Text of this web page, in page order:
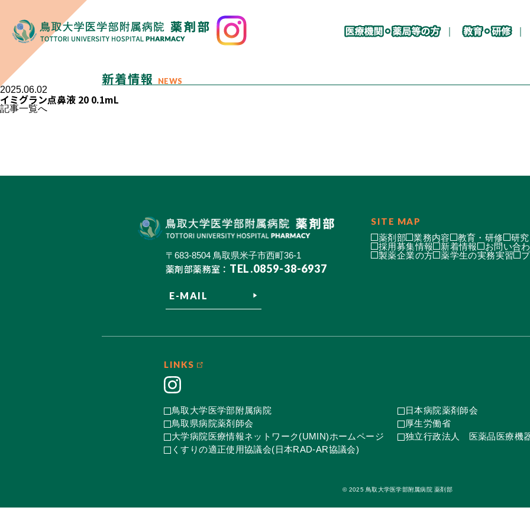
新着情報 NEWS
2025.06.02
イミグラン点鼻液 20 0.1mL
記事一覧へ
〒683-8504 鳥取県米子市西町36-1
薬剤部薬務室： TEL.0859-38-6937
E-MAIL
SITE MAP
薬剤部 業務内容 教育・研修 研
採用募集情報
新着情報 お問い合
製薬企業の方
薬学生の実務実習
LINKS
鳥取大学医学部附属病院
日本病院薬剤師会
鳥取県病院薬剤師会
厚生労働省
大学病院医療情報ネットワーク(UMIN)ホームページ
独立行政法人 医薬品医療機
くすりの適正使用協議会(日本RAD-AR協議会)
© 2025 鳥取大学医学部附属病院 薬剤部